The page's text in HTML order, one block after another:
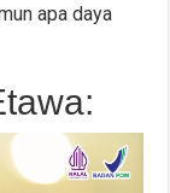
apa daya